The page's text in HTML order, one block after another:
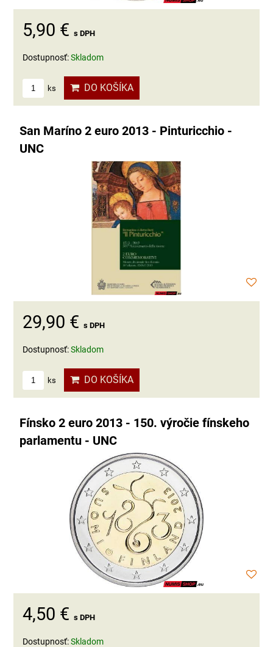
5,90 € s DPH
Dostupnosť:Skladom
ks DO KOŠÍKA
San Maríno 2 euro 2013 - Pinturicchio -
UNC
29,90 € s DPH
Dostupnosť:Skladom
ks DO KOŠÍKA
Fínsko 2 euro 2013 - 150. výročie fínskeho
parlamentu - UNC
4,50 € s DPH
Dostupnosť:Skladom